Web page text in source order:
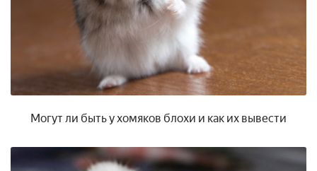
Могут ли быть у хомяков блохи и как их вывести